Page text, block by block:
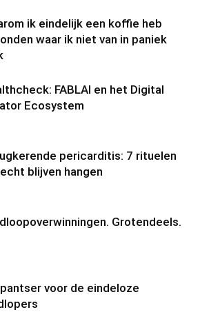
ik eindelijk een koffie heb
waar ik niet van in paniek
FABLAI en het Digital
Ecosystem
pericarditis: 7 rituelen
blijven hangen
Grotendeels.
voor de eindeloze